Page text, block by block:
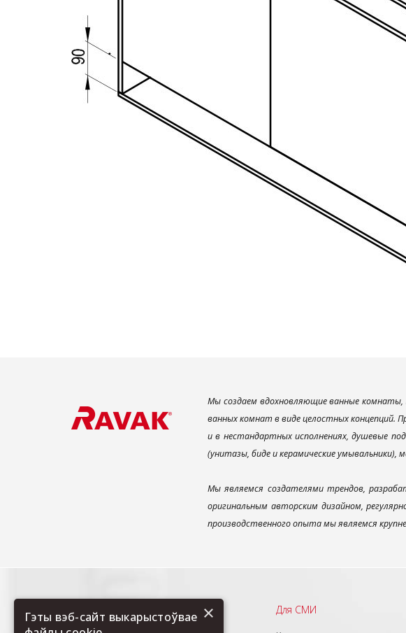
Мы создаем вдохновляющие ванные комнаты,
ванных комнат в виде целостных концепций.
и в нестандартных исполнениях, душевые
(унитазы, биде и керамические
Мы являемся создателями трендов,
оригинальным авторским дизайном,
производственного опыта мы являемся
Рекомендуем Для СМИ
×
Гэты вэб-сайт выкарыстоўвае